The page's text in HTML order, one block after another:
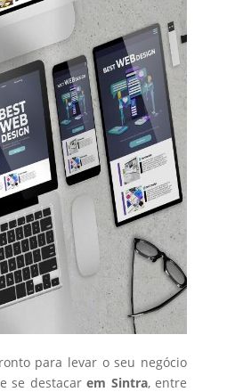
para levar o seu negócio
se destacarem Sintra, entre